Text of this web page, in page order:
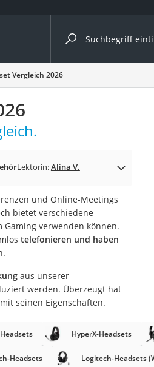
nach Kategorie
Vergleich 2026
Lektorin:Alina V.
und Online-Meetings
bietet verschiedene
Gaming verwenden können.
telefonieren und haben
aus unserer
werden. Überzeugt hat
mit seinen Eigenschaften.
HyperX-Headsets
Headsets Logitech-Headsets